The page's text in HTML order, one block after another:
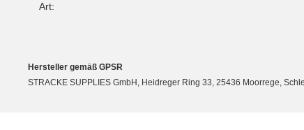
Art:
Hersteller gemäß GPSR
STRACKE SUPPLIES GmbH, Heidreger Ring 33, 25436 Moorrege,